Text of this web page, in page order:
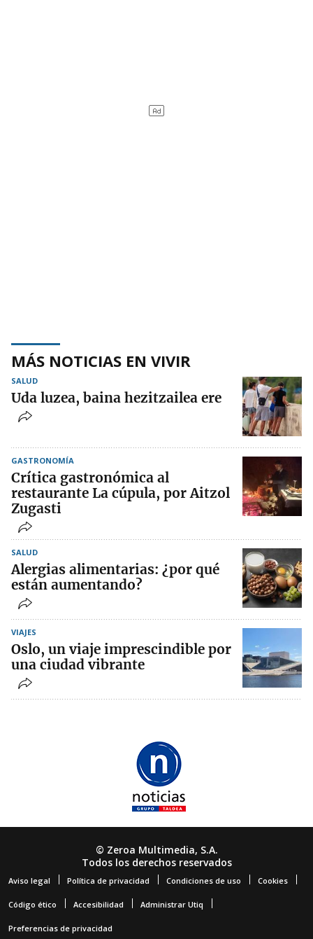
MÁS NOTICIAS EN VIVIR
SALUD
Uda luzea, baina hezitzailea ere
GASTRONOMÍA
Crítica gastronómica al
restaurante La cúpula, por Aitzol
Zugasti
SALUD
Alergias alimentarias: ¿por qué
están aumentando?
VIAJES
Oslo, un viaje imprescindible por
una ciudad vibrante
© Zeroa Multimedia, S.A.
Todos los derechos reservados
Aviso legal Política de privacidad Condiciones de uso Cookies
Código ético Accesibilidad Administrar Utiq
Preferencias de privacidad